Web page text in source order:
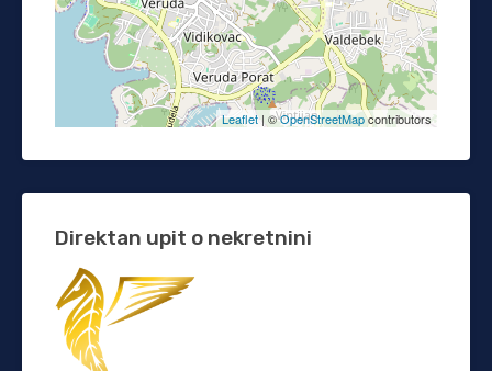
Leaflet | ©OpenStreetMapcontributors
Direktan upit o nekretnini